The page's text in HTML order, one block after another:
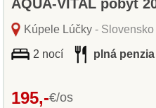
AQUA-VITAL pobyt
Kúpele Lúčky- Slovensko
2 nocí plná penzia
195,-€/os